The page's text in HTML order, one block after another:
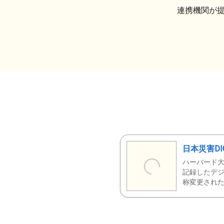
連携機関が
日本災害
ハーバード
記録したデ
称変更された